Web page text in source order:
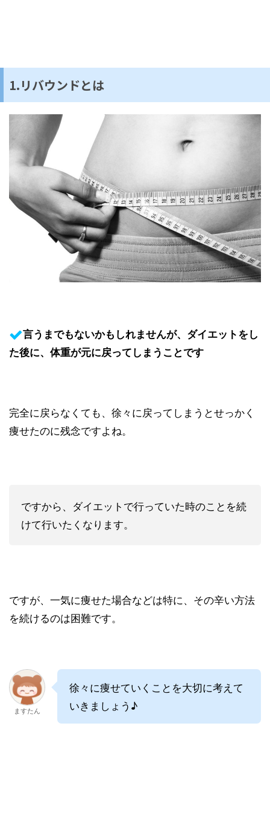
1.リバウンドとは
言うまでもないかもしれませんが、ダイエットをし
た後に、体重が元に戻ってしまうことです
完全に戻らなくても、徐々に戻ってしまうとせっかく
痩せたのに残念ですよね。
ですから、ダイエットで行っていた時のことを続
けて行いたくなります。
ですが、一気に痩せた場合などは特に、その辛い方法
を続けるのは困難です。
ますたん
徐々に痩せていくことを大切に考えて
いきましょう♪